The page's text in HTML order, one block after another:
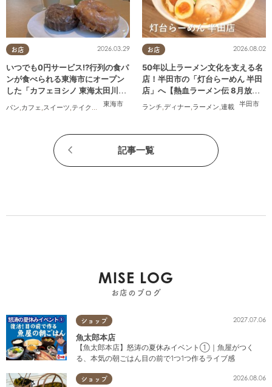
お店
東海市
2026.03.29
いつでも0円サービス!?行列の食パ
ンが食べられる東海市にオープン
した「カフェヨシノ 東海太田川
パン,カフェ,スイーツ,テイクアウト ,家族 カップル,おひとりさま, 友人
お店
半田市
2026.08.02
50年以上ラーメン文化を支える名
店！半田市の「灯台らーめん 半田
店」へ【熱血ラーメン伝 8月放
ランチ,ディナー,ラーメン,連載
記事一覧
MISE LOG
お店のブログ
ショップ 2027.07.06
魚太郎本店
【魚太郎本店】怒涛の夏休みイベント①｜魚屋がつく
る、本気の朝ごはん目の前で1つ1つ作るライブ感
ショップ 2026.08.06